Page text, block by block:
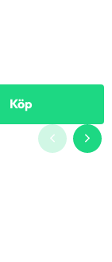
Köp